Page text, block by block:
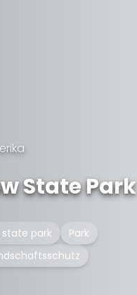
State Park
state park
Park